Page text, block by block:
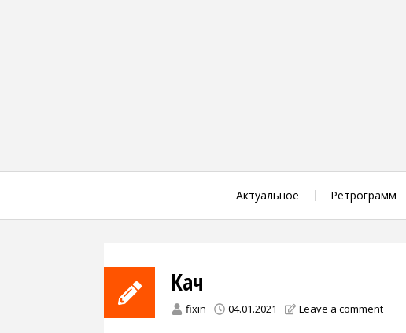
Актуальное Ретрограмм
Кач
fixin 04.01.2021 Leave a comment